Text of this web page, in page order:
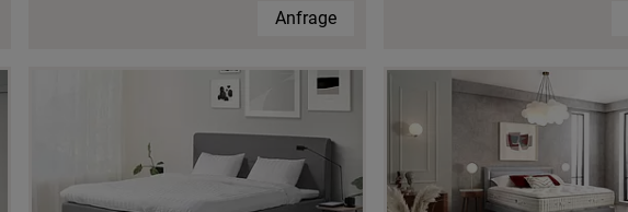
Anfrage